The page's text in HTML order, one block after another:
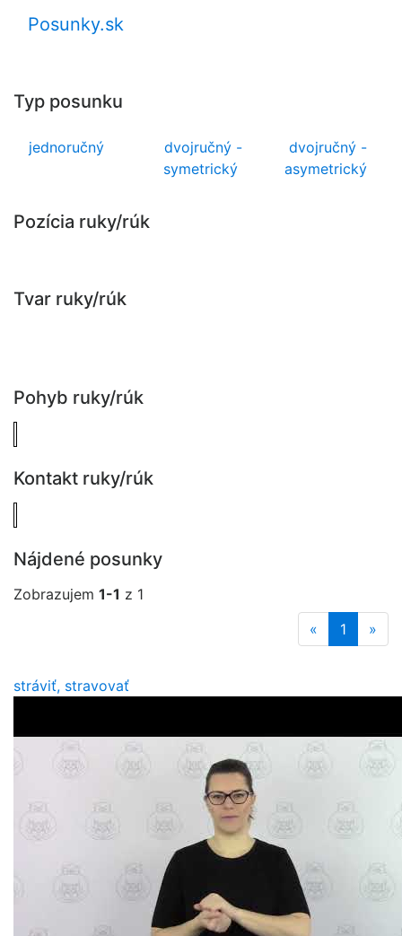
Posunky.sk
Typ posunku
jednoručný
dvojručný -
symetrický
dvojručný -
asymetrický
Pozícia ruky/rúk
Tvar ruky/rúk
Pohyb ruky/rúk
Kontakt ruky/rúk
Nájdené posunky
Zobrazujem 1-1 z 1
«
1 »
stráviť, stravovať